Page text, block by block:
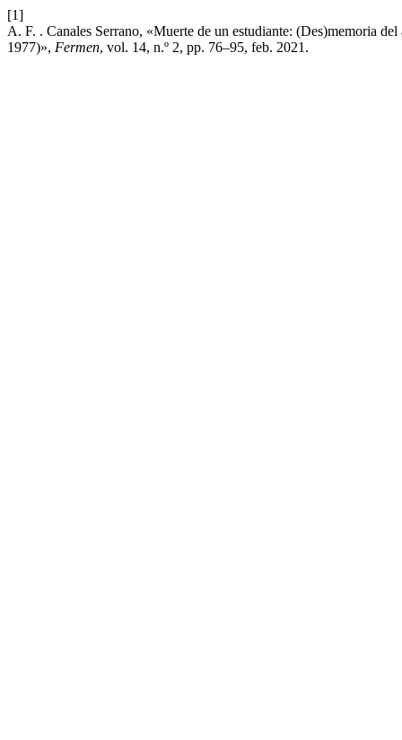
[1]
A. F. . Canales Serrano, «Muerte de un estudiante: (Des)memoria
1977)», Fermen, vol. 14, n.º 2, pp. 76–95, feb. 2021.